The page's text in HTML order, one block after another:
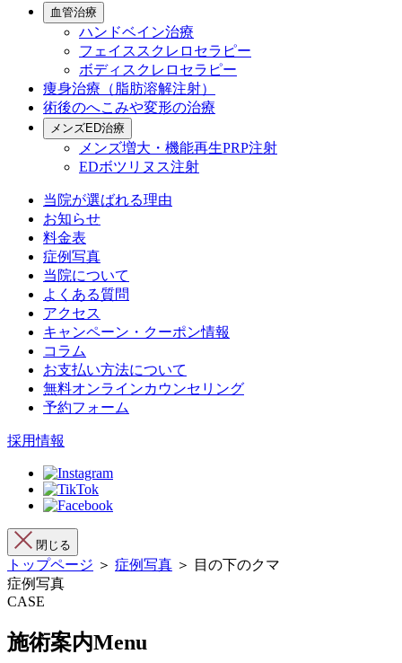
血管治療
ハンドベイン治療
フェイススクレロセラピー
ボディスクレロセラピー
痩身治療（脂肪溶解注射）
術後のへこみや変形の治療
メンズED治療
メンズ増大・機能再生PRP注射
EDボツリヌス注射
当院が選ばれる理由
お知らせ
料金表
症例写真
当院について
よくある質問
アクセス
キャンペーン・クーポン情報
コラム
お支払い方法について
無料オンラインカウンセリング
予約フォーム
採用情報
閉じる
トップページ ＞ 症例写真 ＞ 目の下のクマ
症例写真
CASE
施術案内Menu